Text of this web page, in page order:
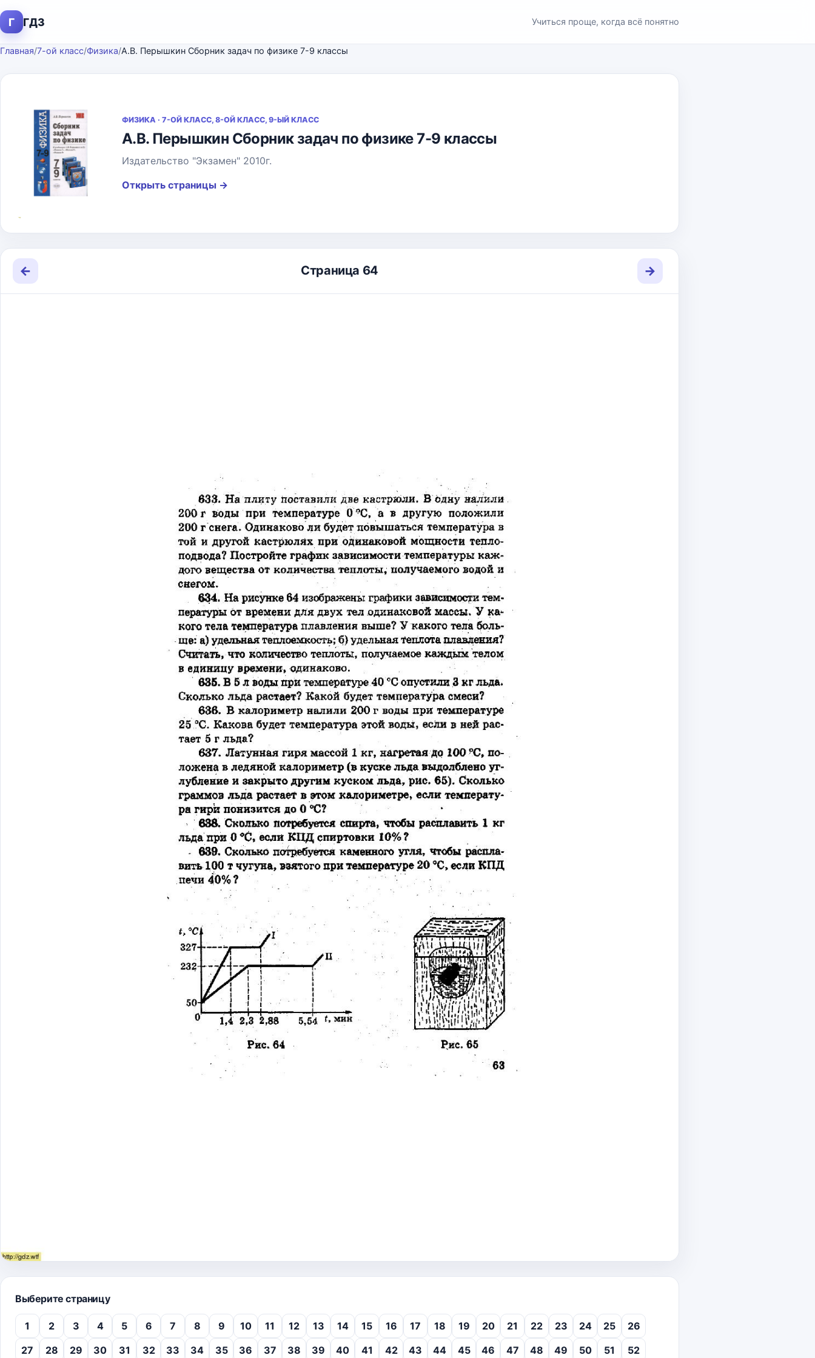
Г ГДЗ Учиться проще, когда всё понятно
Главная/7-ой класс/Физика/А.В. Перышкин Сборник задач по физике 7-9 классы
ФИЗИКА · 7-ОЙ КЛАСС, 8-ОЙ КЛАСС, 9-ЫЙ КЛАСС
А.В. Перышкин Сборник задач по физике 7-9 классы
Издательство "Экзамен" 2010г.
Открыть страницы →
← Страница 64 →
Выберите страницу
1 2 3 4 5 6 7 8 9 10 11 12 13 14 15 16 17 18 19 20 21 22 23 24 25
26
27
28 29 30 31 32 33 34 35 36 37 38 39 40 41 42 43 44 45 46 47 48 49 50 51 52